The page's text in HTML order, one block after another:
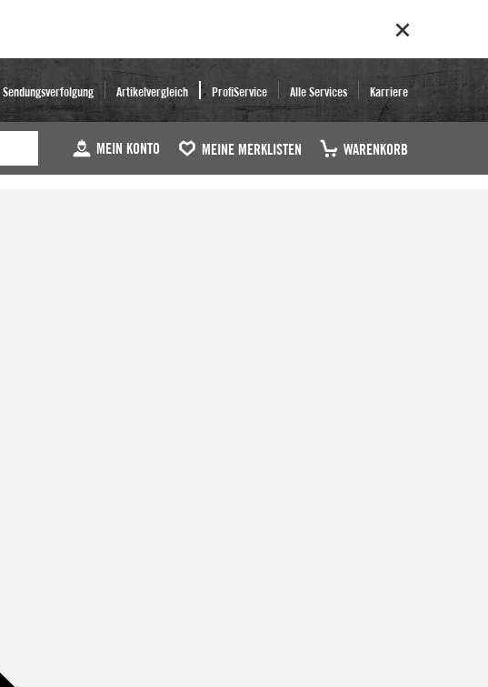
Sendungsverfolgung Artikelvergleich ProfiService Alle Services Karriere
MEIN KONTO MEINE MERKLISTEN WARENKORB